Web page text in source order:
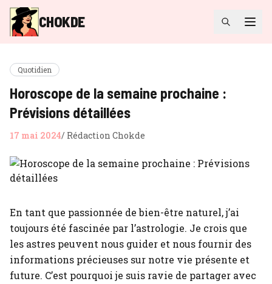
CHOKDE
Quotidien
Horoscope de la semaine prochaine :
Prévisions détaillées
17 mai 2024/ Rédaction Chokde
En tant que passionnée de bien-être naturel, j’ai
toujours été fascinée par l’astrologie. Je crois que
les astres peuvent nous guider et nous fournir des
informations précieuses sur notre vie présente et
future. C’est pourquoi je suis ravie de partager avec